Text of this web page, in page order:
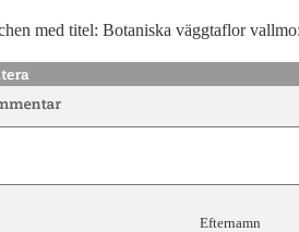
med titel: Botaniska väggtaflor
Efternamn